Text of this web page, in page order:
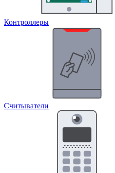
Контроллеры
Считыватели